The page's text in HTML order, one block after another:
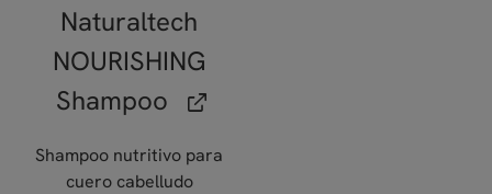
Naturaltech
NOURISHING
Shampoo
Shampoo nutritivo para
cuero cabelludo